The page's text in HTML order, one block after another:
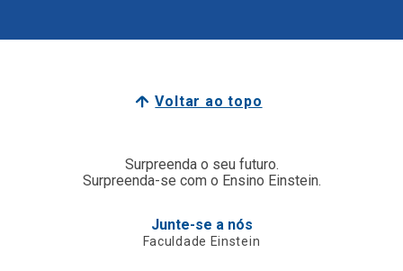
Voltar ao topo
Surpreenda o seu futuro.
Surpreenda-se com o Ensino Einstein.
Junte-se a nós
Faculdade Einstein